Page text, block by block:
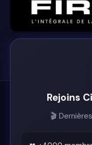
8.4
Rejoins
🎬